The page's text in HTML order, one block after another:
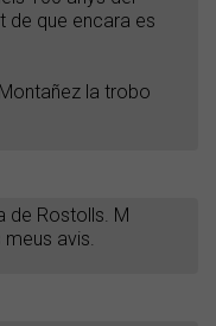
de que encara es
la trobo
de Rostolls. M
avis.